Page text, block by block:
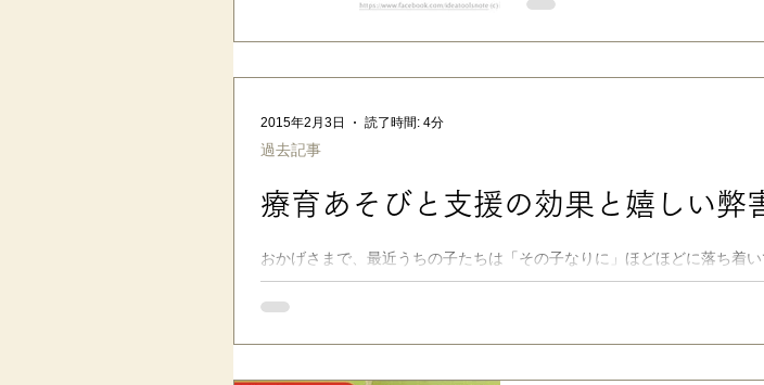
心させる声かけ・行動」 子ども
心させるために作っているんです
安心させることはできます。 カ
ちらも
療育あそびと支援の効果と嬉しい弊
おかげさまで、最近うちの子たちは「その子なりに」ほどほどに落ち着
でのサポート、そして「声かけ」やスキンシップなど、いろいろと試行
りに効果があったと思っています。...
過去記事
2015年2月3日 読了時間: 4分